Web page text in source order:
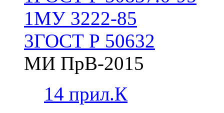
1МУ 3222-85
3ГОСТ Р 50632
МИ ПрВ-2015
14 прил.К